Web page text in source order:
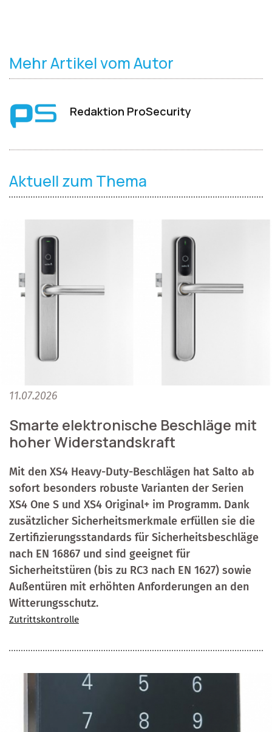
Mehr Artikel vom Autor
Redaktion ProSecurity
Aktuell zum Thema
11.07.2026
Smarte elektronische Beschläge mit
hoher Widerstandskraft
Mit den XS4 Heavy-Duty-Beschlägen hat Salto ab
sofort besonders robuste Varianten der Serien
XS4 One S und XS4 Original+ im Programm. Dank
zusätzlicher Sicherheitsmerkmale erfüllen sie die
Zertifizierungsstandards für Sicherheitsbeschläge
nach EN 16867 und sind geeignet für
Sicherheitstüren (bis zu RC3 nach EN 1627) sowie
Außentüren mit erhöhten Anforderungen an den
Witterungsschutz.
Zutrittskontrolle